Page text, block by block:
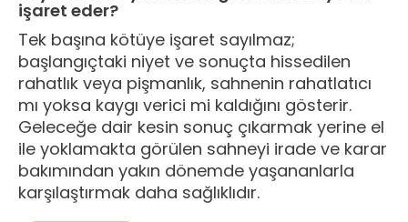
işaret eder?
Tek başına kötüye işaret sayılmaz;
başlangıçtaki niyet ve sonuçta hissedilen
rahatlık veya pişmanlık, sahnenin rahatlatıcı
mı yoksa kaygı verici mi kaldığını gösterir.
Geleceğe dair kesin sonuç çıkarmak yerine el
ile yoklamakta görülen sahneyi irade ve karar
bakımından yakın dönemde yaşananlarla
karşılaştırmak daha sağlıklıdır.